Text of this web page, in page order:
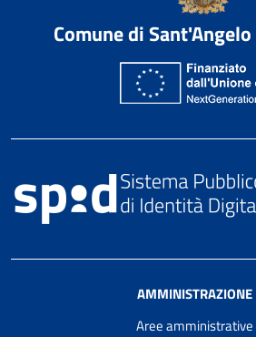
Comune di
AMMINISTRAZIONE
Aree amministrative